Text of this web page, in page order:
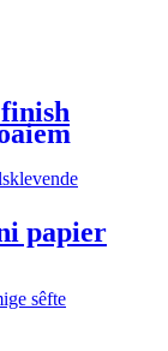
papier